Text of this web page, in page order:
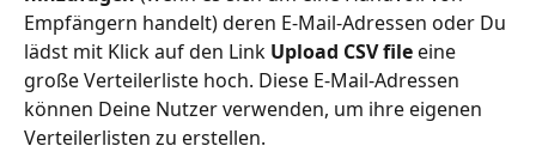
Empfängern handelt) deren E-Mail-Adressen oder Du
lädst mit Klick auf den Link Upload CSV file eine
große Verteilerliste hoch. Diese E-Mail-Adressen
können Deine Nutzer verwenden, um ihre eigenen
Verteilerlisten zu erstellen.